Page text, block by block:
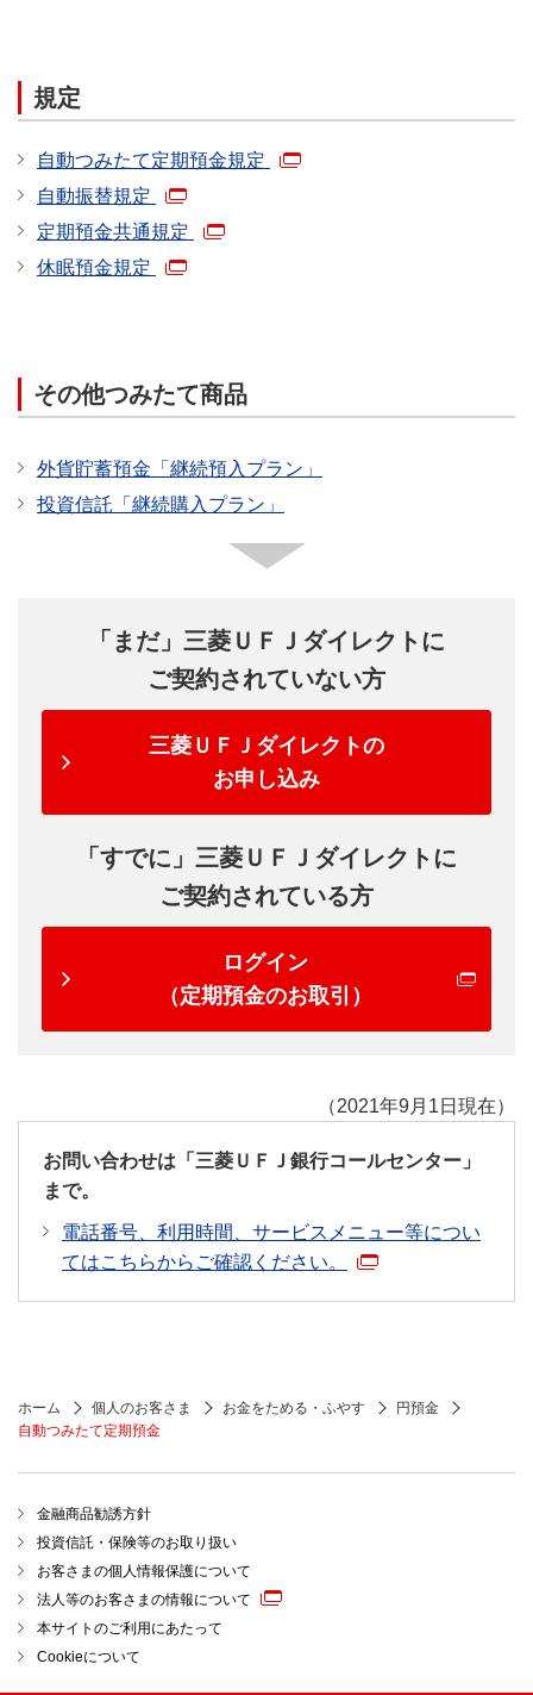
規定
自動つみたて定期預金規定
自動振替規定
定期預金共通規定
休眠預金規定
その他つみたて商品
外貨貯蓄預金「継続預入プラン」
投資信託「継続購入プラン」
「まだ」三菱ＵＦＪダイレクトに
ご契約されていない方
三菱ＵＦＪダイレクトの
お申し込み
「すでに」三菱ＵＦＪダイレクトに
ご契約されている方
ログイン
（定期預金のお取引）
（2021年9月1日現在）
お問い合わせは「三菱ＵＦＪ銀行コールセンター」
まで。
電話番号、利用時間、サービスメニュー等につい
てはこちらからご確認ください。
ホーム 個人のお客さま お金をためる・ふやす
円預金
自動つみたて定期預金
金融商品勧誘方針
投資信託・保険等のお取り扱い
お客さまの個人情報保護について
法人等のお客さまの情報について
本サイトのご利用にあたって
Cookieについて